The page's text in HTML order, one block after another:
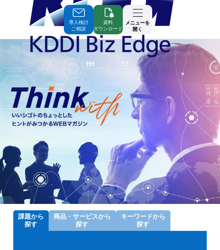
Contents
導入検討
ご相談
資料
ダウンロード
メニューを
開く
課題から
探す
商品・ サービスから
探す
キーワードから
探す